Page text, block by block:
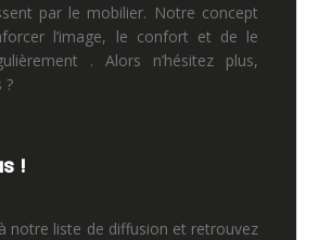
par le mobilier. Notre concept
l’image, le confort et de le
. Alors n’hésitez plus,
?
!
notre liste de diffusion et retrouvez